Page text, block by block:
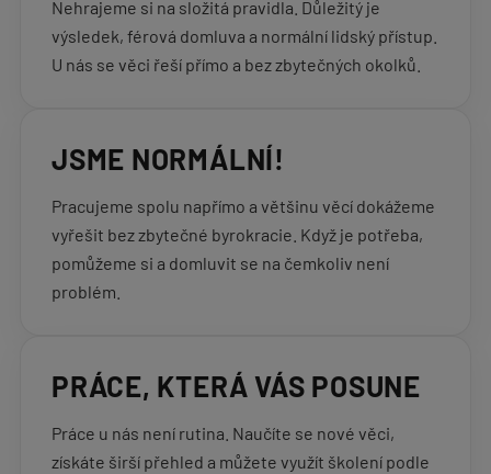
Nehrajeme si na složitá pravidla. Důležitý je
výsledek, férová domluva a normální lidský přístup.
U nás se věci řeší přímo a bez zbytečných okolků.
JSME NORMÁLNÍ!
Pracujeme spolu napřímo a většinu věcí dokážeme
vyřešit bez zbytečné byrokracie. Když je potřeba,
pomůžeme si a domluvit se na čemkoliv není
problém.
PRÁCE, KTERÁ VÁS POSUNE
Práce u nás není rutina. Naučíte se nové věci,
získáte širší přehled a můžete využít školení podle